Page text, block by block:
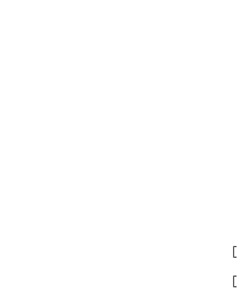
دارای ابعاد مختلف ارائه دهند. این